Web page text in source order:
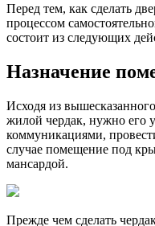
Перед тем, как сделать
процессом
состоит из следующих
Назначение
Исходя из
жилой чердак, нужно его
коммуникациями,
случае помещение под
мансардой.
Прежде чем сделать